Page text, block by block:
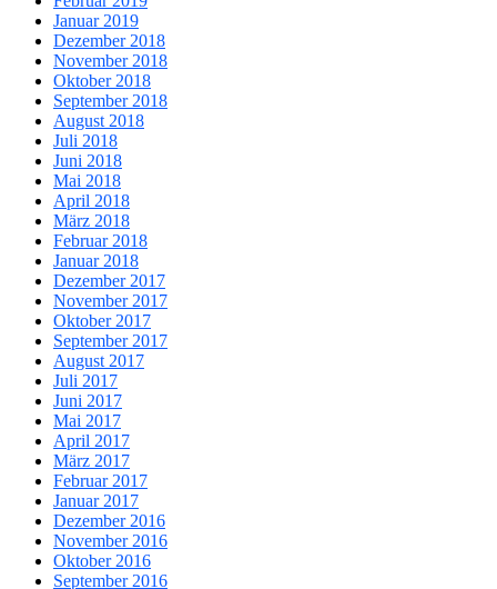
Januar 2019
Dezember 2018
November 2018
Oktober 2018
September 2018
August 2018
Juli 2018
Juni 2018
Mai 2018
April 2018
März 2018
Februar 2018
Januar 2018
Dezember 2017
November 2017
Oktober 2017
September 2017
August 2017
Juli 2017
Juni 2017
Mai 2017
April 2017
März 2017
Februar 2017
Januar 2017
Dezember 2016
November 2016
Oktober 2016
September 2016